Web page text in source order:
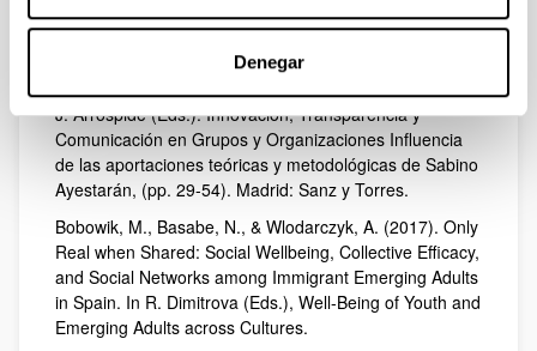
Denegar
Basabe, N. & Páez. D. (2017). Cultura, cognición y
emoción: investigaciones en valores y emociones a
través de los individuos, los grupos y las
organizaciones. En J.F. Morales, C. Martinez-Taboada &
J. Arrospide (Eds.). Innovación, Transparencia y
Comunicación en Grupos y Organizaciones Influencia
de las aportaciones teóricas y metodológicas de Sabino
Ayestarán, (pp. 29-54). Madrid: Sanz y Torres.
Bobowik, M., Basabe, N., & Wlodarczyk, A. (2017). Only
Real when Shared: Social Wellbeing, Collective Efficacy,
and Social Networks among Immigrant Emerging Adults
in Spain. In R. Dimitrova (Eds.), Well-Being of Youth and
Emerging Adults across Cultures.